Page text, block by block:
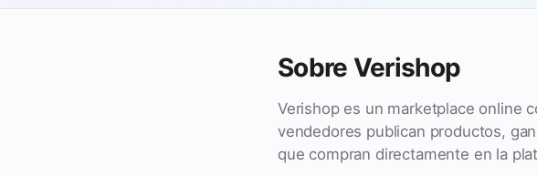
Sobre Verishop
Verishop es un marketplace online
vendedores publican productos,
que compran directamente en la